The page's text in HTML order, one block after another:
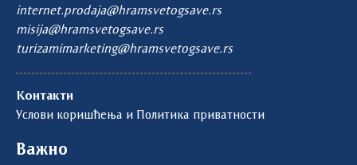
internet.prodaja@hramsvetogsave.rs
misija@hramsvetogsave.rs
turizamimarketing@hramsvetogsave.rs
Контакти
Услови коришћења и Политика приватности
Важно